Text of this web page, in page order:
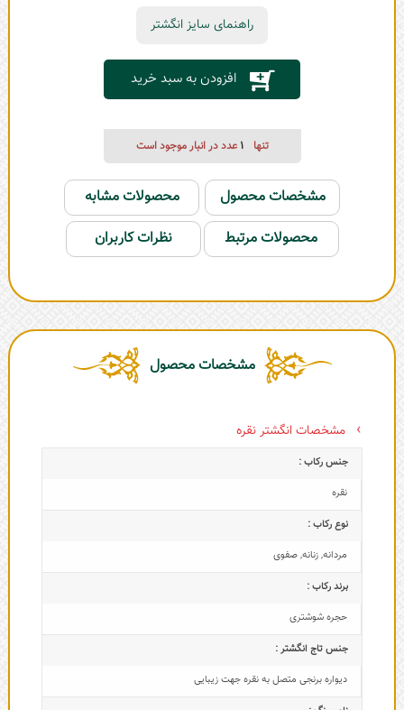
راهنمای سایز انگشتر
افزودن به سبد خرید
تنها 1 عدد در انبار موجود است
مشخصات محصول
محصولات مشابه
محصولات مرتبط
نظرات کاربران
مشخصات محصول
مشخصات انگشتر نقره
جنس رکاب :
نقره
نوع رکاب :
مردانه,زنانه,صفوی
برند رکاب :
حجره شوشتری
جنس تاج انگشتر :
دیواره برنجی متصل به نقره جهت زیبایی